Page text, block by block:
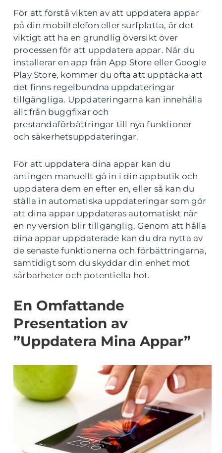
För att förstå vikten av att uppdatera appar
på din mobiltelefon eller surfplatta, är det
viktigt att ha en grundlig översikt över
processen för att uppdatera appar. När du
installerar en app från App Store eller Google
Play Store, kommer du ofta att upptäcka att
det finns regelbundna uppdateringar
tillgängliga. Uppdateringarna kan innehålla
allt från buggfixar och
prestandaförbättringar till nya funktioner
och säkerhetsuppdateringar.
För att uppdatera dina appar kan du
antingen manuellt gå in i din appbutik och
uppdatera dem en efter en, eller så kan du
ställa in automatiska uppdateringar som gör
att dina appar uppdateras automatiskt när
en ny version blir tillgänglig. Genom att hålla
dina appar uppdaterade kan du dra nytta av
de senaste funktionerna och förbättringarna,
samtidigt som du skyddar din enhet mot
sårbarheter och potentiella hot.
En Omfattande
Presentation av
”Uppdatera Mina Appar”